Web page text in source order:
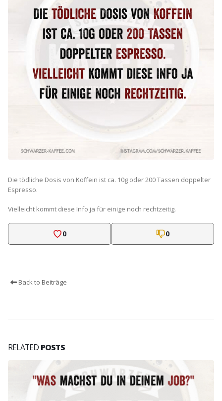
Die tödliche Dosis von Koffein ist ca. 10g oder 200 Tassen doppelter
Espresso.
Vielleicht kommt diese Info ja für einige noch rechtzeitig.
0 0
Back to Beiträge
RELATED POSTS